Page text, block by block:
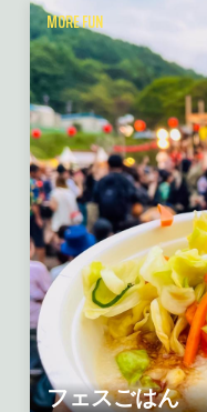
MORE FUN
フェスごはん